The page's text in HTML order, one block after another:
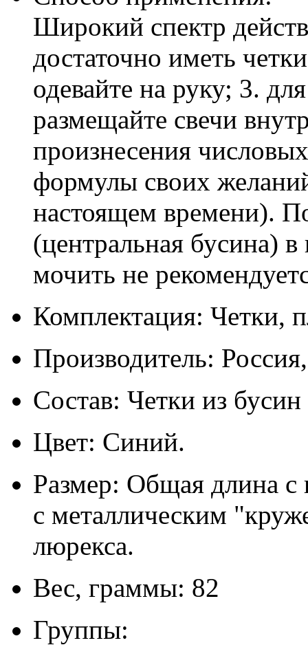
Широкий спектр
достаточно иметь
одевайте на руку; 3.
размещайте свечи
произнесения
формулы своих
настоящем времени).
(центральная бусина)
мочить не
Комплектация: Четки,
Производитель:
Состав: Четки из бусин
Цвет: Синий.
Размер: Общая длина с
с металлическим
люрекса.
Вес, граммы: 82
Группы: